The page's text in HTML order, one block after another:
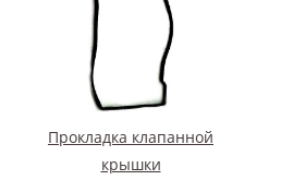
Прокладка клапанной
крышки